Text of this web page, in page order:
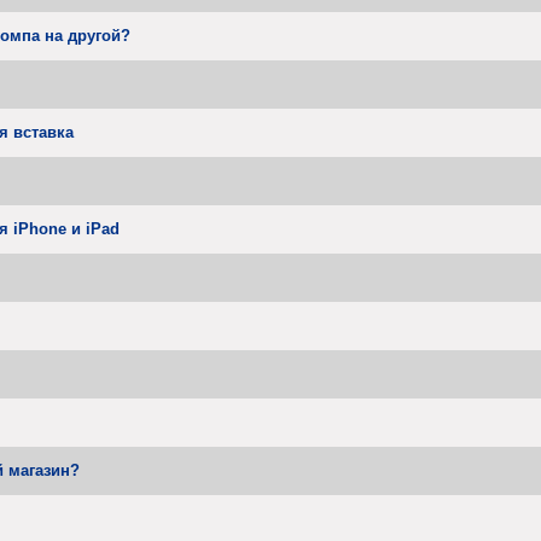
на другой?
вставка
iPhone и iPad
магазин?